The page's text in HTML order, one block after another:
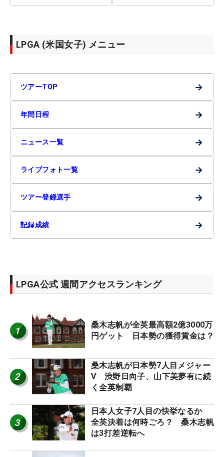
LPGA (米国女子) メニュー
ツアーTOP →
年間日程 →
ニュース一覧 →
ライブフォト一覧 →
ツアー登録選手 →
記録成績 →
LPGA公式 週間アクセスランキング
1
桑木志帆が全英最高額2億3000万
円ゲット 日本勢の獲得賞金は？
2
桑木志帆が日本勢7人目メジャー
V 渋野日向子、山下美夢有に続
く全英制覇
3
日本人女子7人目の快挙なるか
全英決着は何時ごろ？ 桑木志帆
は3打差逆転へ